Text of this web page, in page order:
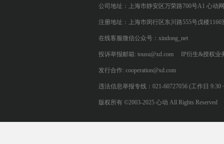
公司地址：上海市静安区万荣路700号A1 心动
注册地址：上海市闵行区东川路555号戊楼1166
在线客服微信公众号：xindong_net
投诉举报邮箱: tousu@xd.com IP衍生&授权业
发行合作: cooperation@xd.com
违法信息举报专线：021-60727056 (工作日 9:30
版权所有 ©2003-2025 心动 All Rights Reserved